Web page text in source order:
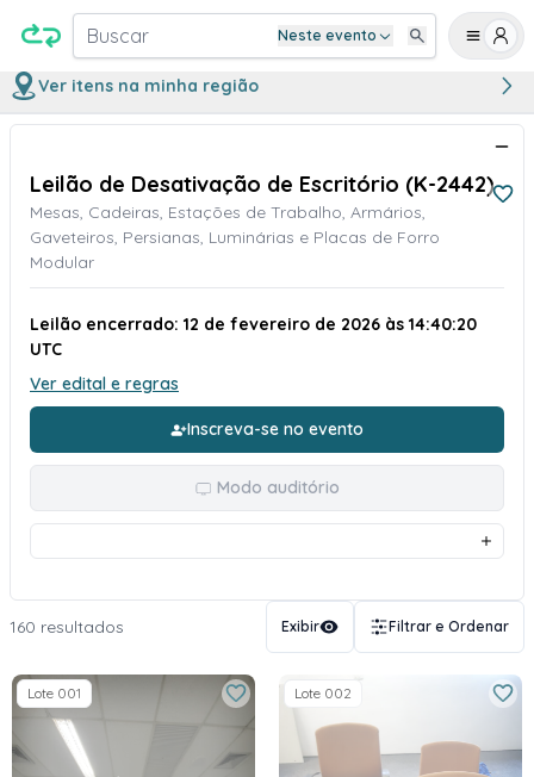
Buscar Neste evento
Ver itens na minha região
Leilão de Desativação de Escritório (K-2442)
Mesas, Cadeiras, Estações de Trabalho, Armários,
Gaveteiros, Persianas, Luminárias e Placas de Forro
Modular
Leilão encerrado: 12 de fevereiro de 2026 às 14:40:20
UTC
Ver edital e regras
Inscreva-se no evento
Modo auditório
160 resultados Exibir Filtrar e Ordenar
Lote 001 Lote 002